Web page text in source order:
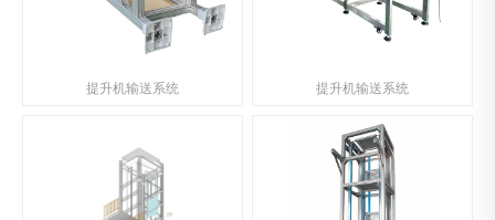
提升机输送系统 提升机输送系统